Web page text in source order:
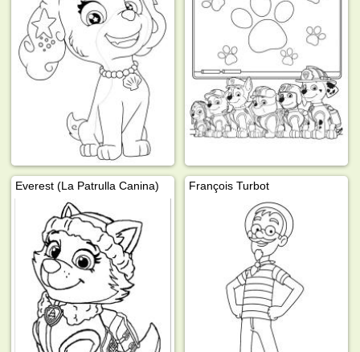
Everest (La Patrulla Canina) François Turbot